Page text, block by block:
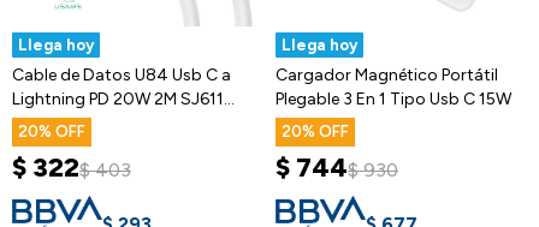
Llega hoy
Cable de Datos U84 Usb C a
Lightning PD 20W 2M SJ611
Usams
20
$ 322$ 403
Llega hoy
Cargador Magnético Portátil
Plegable 3 En 1 Tipo Usb C 15W
20
$ 744$ 930